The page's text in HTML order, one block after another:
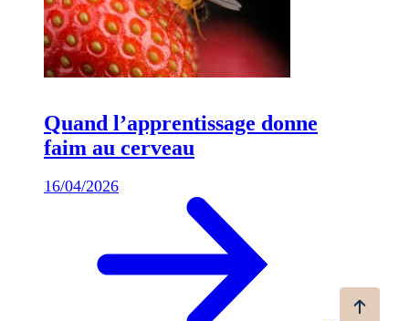
Quand l’apprentissage donne
faim au cerveau
16/04/2026